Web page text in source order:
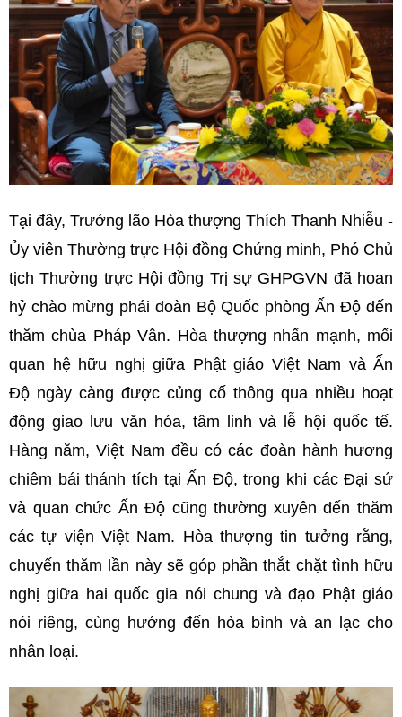
Tại đây, Trưởng lão Hòa thượng Thích Thanh Nhiễu -
Ủy viên Thường trực Hội đồng Chứng minh, Phó Chủ
tịch Thường trực Hội đồng Trị sự GHPGVN đã hoan
hỷ chào mừng phái đoàn Bộ Quốc phòng Ấn Độ đến
thăm chùa Pháp Vân. Hòa thượng nhấn mạnh, mối
quan hệ hữu nghị giữa Phật giáo Việt Nam và Ấn
Độ ngày càng được củng cố thông qua nhiều hoạt
động giao lưu văn hóa, tâm linh và lễ hội quốc tế.
Hàng năm, Việt Nam đều có các đoàn hành hương
chiêm bái thánh tích tại Ấn Độ, trong khi các Đại sứ
và quan chức Ấn Độ cũng thường xuyên đến thăm
các tự viện Việt Nam. Hòa thượng tin tưởng rằng,
chuyến thăm lần này sẽ góp phần thắt chặt tình hữu
nghị giữa hai quốc gia nói chung và đạo Phật giáo
nói riêng, cùng hướng đến hòa bình và an lạc cho
nhân loại.